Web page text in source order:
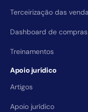
Terceirização das
Dashboard de
Treinamentos
Apoio jurídico
Artigos
Apoio jurídico